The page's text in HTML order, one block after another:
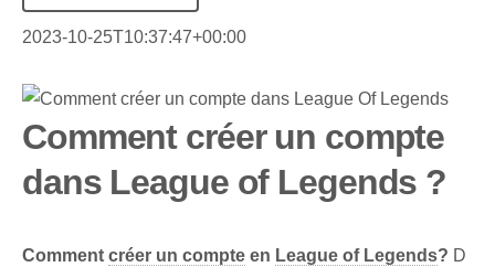
2023-10-25T10:37:47+00:00
Comment créer un compte
dans League of Legends ?
Comment créer un compte en League of Legends? D